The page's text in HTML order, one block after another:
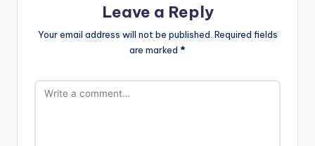
Leave a Reply
Your email address will not be published. Required fields
are marked *